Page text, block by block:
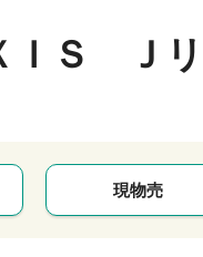
ＩＳ Ｊ
現物売